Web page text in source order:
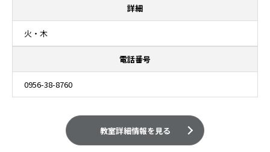
詳細
火・木
電話番号
0956-38-8760
教室詳細情報を見る